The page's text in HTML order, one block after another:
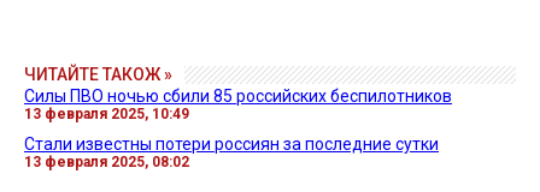
ЧИТАЙТЕ ТАКОЖ »
Силы ПВО ночью сбили 85 российских беспилотников
13 февраля 2025, 10:49
Стали известны потери россиян за последние сутки
13 февраля 2025, 08:02